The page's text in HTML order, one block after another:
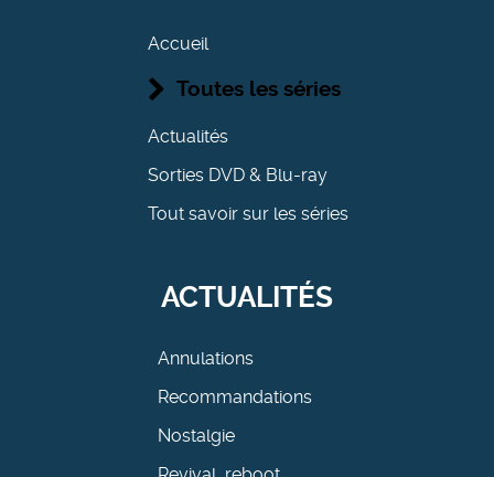
Accueil
Toutes les séries
Actualités
Sorties DVD & Blu-ray
Tout savoir sur les séries
ACTUALITÉS
Annulations
Recommandations
Nostalgie